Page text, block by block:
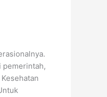
pemerintah,